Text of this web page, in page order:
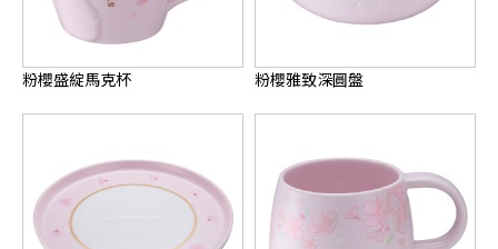
粉櫻盛綻馬克杯 粉櫻雅致深圓盤